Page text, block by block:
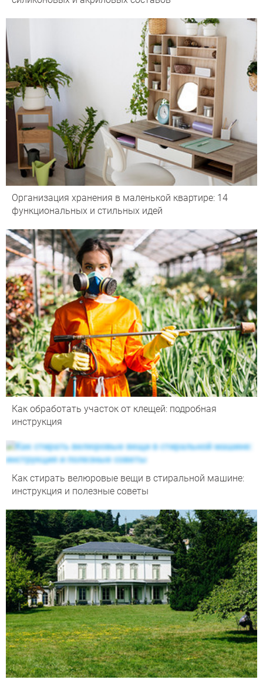
Организация хранения в маленькой квартире: 14
функциональных и стильных идей
Как обработать участок от клещей: подробная
инструкция
Как стирать велюровые вещи в стиральной машине:
инструкция и полезные советы